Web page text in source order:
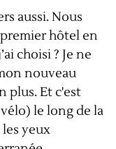
aussi. Nous
hôtel en
choisi ? Je ne
nouveau
plus. Et c'est
le long de la
les yeux